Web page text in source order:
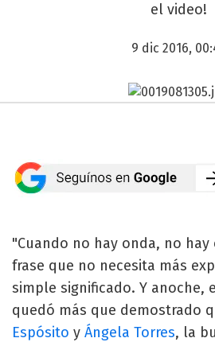
el video!
9 dic 2016,
"Cuando no hay onda, no hay
frase que no necesita más
simple significado. Y anoche,
quedó más que demostrado
Espósito y Ángela Torres, la